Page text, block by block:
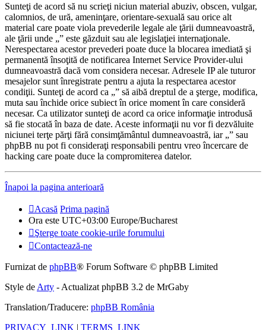
Sunteţi de acord să nu scrieţi niciun material abuziv, obscen, vulgar,
calomnios, de ură, ameninţare, orientare-sexuală sau orice alt
material care poate viola prevederile legale ale ţării dumneavoastră,
ale ţării unde „” este găzduit sau ale legislaţiei internaţionale.
Nerespectarea acestor prevederi poate duce la blocarea imediată şi
permanentă însoţită de notificarea Internet Service Provider-ului
dumneavoastră dacă vom considera necesar. Adresele IP ale tuturor
mesajelor sunt înregistrate pentru a ajuta la respectarea acestor
condiţii. Sunteţi de acord ca „” să aibă dreptul de a şterge, modifica,
muta sau închide orice subiect în orice moment în care consideră
necesar. Ca utilizator sunteţi de acord ca orice informaţie introdusă
să fie stocată în baza de date. Aceste informaţii nu vor fi dezvăluite
niciunei terţe părţi fără consimţământul dumneavoastră, iar „” sau
phpBB nu pot fi consideraţi responsabili pentru vreo încercare de
hacking care poate duce la compromiterea datelor.
Înapoi la pagina anterioară
Acasă Prima pagină
Ora este UTC+03:00 Europe/Bucharest
Şterge toate cookie-urile forumului
Contactează-ne
Furnizat de phpBB® Forum Software © phpBB Limited
Style de Arty - Actualizat phpBB 3.2 de MrGaby
Translation/Traducere: phpBB România
PRIVACY_LINK | TERMS_LINK